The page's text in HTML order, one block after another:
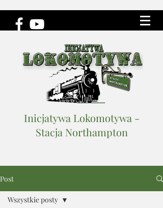
Inicjatywa Lokomotywa -
Stacja Northampton
Post
Wszystkie posty